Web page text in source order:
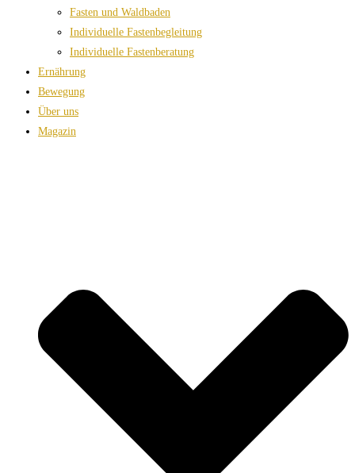
Fasten und Waldbaden
Individuelle Fastenbegleitung
Individuelle Fastenberatung
Ernährung
Bewegung
Über uns
Magazin